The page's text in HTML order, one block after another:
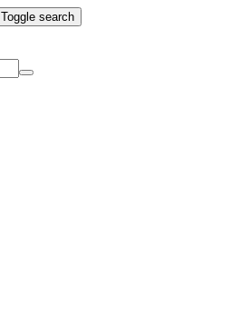
Toggle search